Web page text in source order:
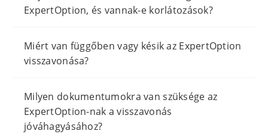
ExpertOption, és vannak-e korlátozások?
Miért van függőben vagy késik az ExpertOption
visszavonása?
Milyen dokumentumokra van szüksége az
ExpertOption-nak a visszavonás
jóváhagyásához?